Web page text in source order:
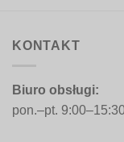
KONTAKT
Biuro obsługi:
pon.–pt.